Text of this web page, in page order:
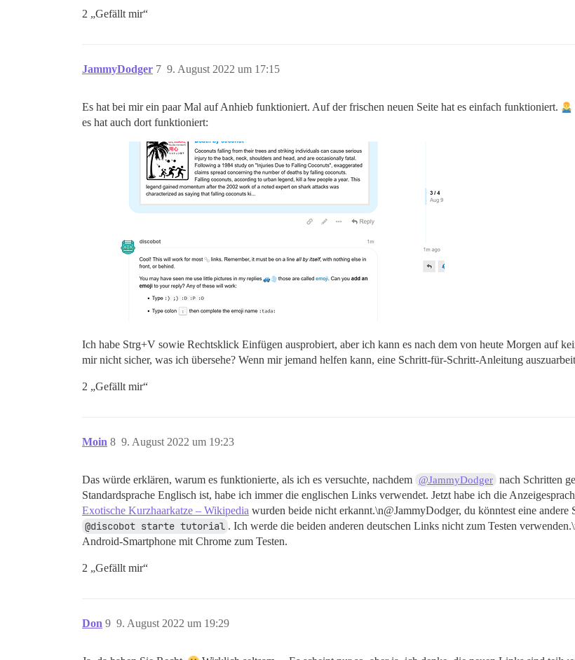
2 „Gefällt mir“
JammyDodger 9. August 2022 um 17:15
7
Es hat bei mir ein paar Mal auf Anhieb funktioniert. Auf der frischen neuen Seite hat es einfach funktioniert.
es hat auch dort funktioniert:
Ich habe Strg+V sowie Rechtsklick Einfügen ausprobiert, aber ich kann es nach dem von heute Morgen auf
mir nicht sicher, was ich übersehe? Wenn mir jemand helfen kann, eine Schritt-für-Schritt-Anleitung
2 „Gefällt mir“
Moin 9. August 2022 um 19:23
8
Das würde erklären, warum es funktionierte, als ich es versuchte, nachdem @JammyDodger nach Schritten
Standardsprache Englisch ist, habe ich immer die englischen Links verwendet. Jetzt habe ich die
Exotische Kurzhaarkatze – Wikipedia wurden beide nicht erkannt.\n@JammyDodger, du könntest eine
@discobot starte tutorial . Ich werde die beiden anderen deutschen Links nicht zum Testen
Android-Smartphone mit Chrome zum Testen.
2 „Gefällt mir“
Don 9. August 2022 um 19:29
9